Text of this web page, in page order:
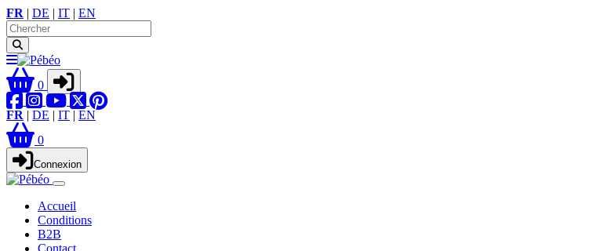
FR | DE | IT | EN
0
FR | DE | IT | EN
0
Connexion
Accueil
Conditions
B2B
Contact